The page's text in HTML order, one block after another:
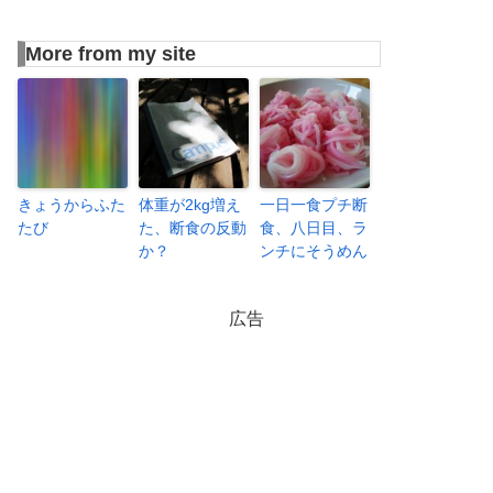
More from my site
きょうからふた
たび
体重が2kg増え
た、断食の反動
か？
一日一食プチ断
食、八日目、ラ
ンチにそうめん
広告